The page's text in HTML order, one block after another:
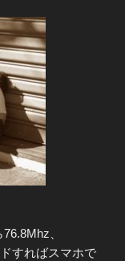
、
すればスマホで